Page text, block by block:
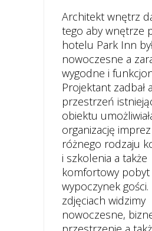
Architekt wnętrz
tego aby wnętrze
hotelu Park Inn
nowoczesne a
wygodne i
Projektant zadbał
przestrzeń
obiektu
organizację
różnego rodzaju
i szkolenia a także
komfortowy pobyt
wypoczynek gości.
zdjęciach widzimy
nowoczesne,